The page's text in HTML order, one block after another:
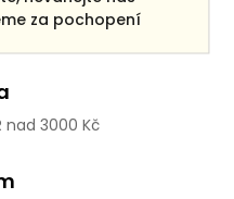
za pochopení
nad 3000 Kč